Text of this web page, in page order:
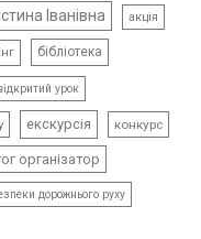
Іванівна акція
бібліотека
урок
екскурсія конкурс
організатор
дорожнього руху